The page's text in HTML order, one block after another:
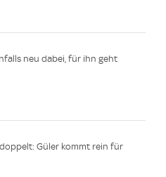
neu dabei, für ihn geht
Güler kommt rein für